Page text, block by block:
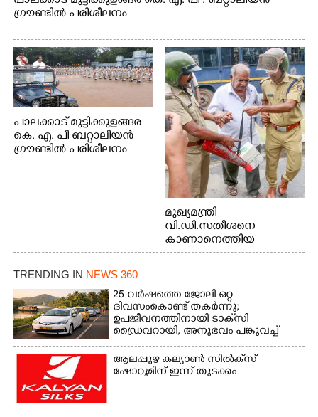
ഗ്രൗണ്ടിൽ പരിശീലനം
പാലക്കാട് മുട്ടിക്കുളങ്ങര
കെ. എ. പി ബറ്റാലിയൻ
ഗ്രൗണ്ടിൽ പരിശീലനം
മുഖ്യമന്ത്രി
വി.ഡി.സതീശനെ
കാണാനെത്തിയ
മോഹനൻ നായർ
TRENDING IN NEWS 360
25 വർഷത്തെ ജോലി ഒറ്റ
ദിവസംകൊണ്ട് തകർന്നു;
ഉപജീവനത്തിനായി ടാക്‌സി
ഡ്രൈവറായി,​ അനുഭവം പങ്കുവച്ച്
യുവതി
ആലപ്പുഴ കല്യാൺ സിൽക്‌സ്
ഷോറൂമിന് ഇന്ന് തുടക്കം